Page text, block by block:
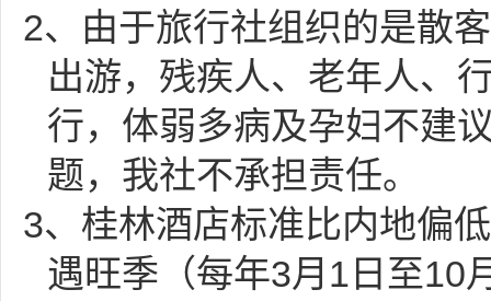
2、由于旅行社组织的是散
出游，残疾人、老年人、
行，体弱多病及孕妇不建
题，我社不承担责任。
3、桂林酒店标准比内地偏
遇旺季（每年3月1日至10